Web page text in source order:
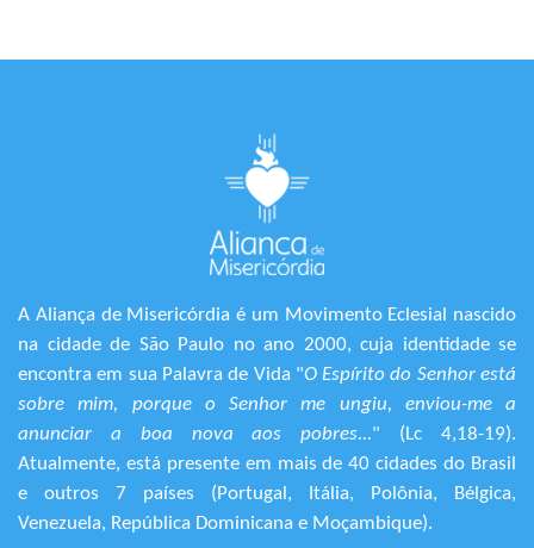
A Aliança de Misericórdia é um Movimento Eclesial nascido
na cidade de São Paulo no ano 2000, cuja identidade se
encontra em sua Palavra de Vida "O Espírito do Senhor está
sobre mim, porque o Senhor me ungiu, enviou-me a
anunciar a boa nova aos pobres..." (Lc 4,18-19).
Atualmente, está presente em mais de 40 cidades do Brasil
e outros 7 países (Portugal, Itália, Polônia, Bélgica,
Venezuela, República Dominicana e Moçambique).